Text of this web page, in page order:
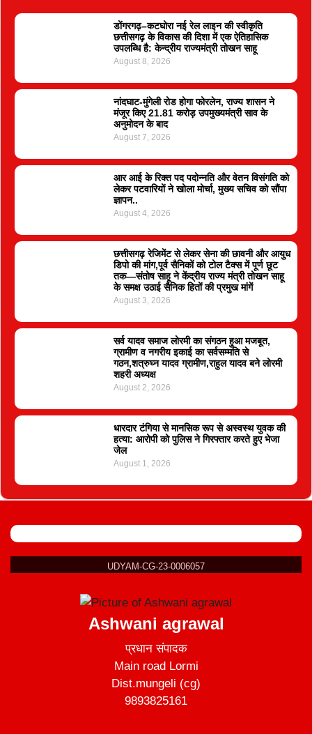
डोंगरगढ़–कटघोरा नई रेल लाइन की स्वीकृति
छत्तीसगढ़ के विकास की दिशा में एक ऐतिहासिक
उपलब्धि है: केन्द्रीय राज्यमंत्री तोखन साहू
August 8, 2026
नांदघाट-मुंगेली रोड होगा फोरलेन, राज्य शासन ने
मंजूर किए 21.81 करोड़ उपमुख्यमंत्री साव के
अनुमोदन के बाद
August 7, 2026
आर आई के रिक्त पद पदोन्नति और वेतन विसंगति को
लेकर पटवारियों ने खोला मोर्चा, मुख्य सचिव को सौंपा
ज्ञापन..
August 4, 2026
छत्तीसगढ़ रेजिमेंट से लेकर सेना की छावनी और आयुध
डिपो की मांग,पूर्व सैनिकों को टोल टैक्स में पूर्ण छूट
तक—संतोष साहू ने केंद्रीय राज्य मंत्री तोखन साहू
के समक्ष उठाई सैनिक हितों की प्रमुख मांगें
August 3, 2026
सर्व यादव समाज लोरमी का संगठन हुआ मजबूत,
ग्रामीण व नगरीय इकाई का सर्वसम्मति से
गठन,शत्रुघ्न यादव ग्रामीण,राहुल यादव बने लोरमी
शहरी अध्यक्ष
August 2, 2026
धारदार टंगिया से मानसिक रूप से अस्वस्थ युवक की
हत्या: आरोपी को पुलिस ने गिरफ्तार करते हुए भेजा
जेल
August 1, 2026
UDYAM-CG-23-0006057
Ashwani agrawal
प्रधान संपादक
Main road Lormi
Dist.mungeli (cg)
9893825161